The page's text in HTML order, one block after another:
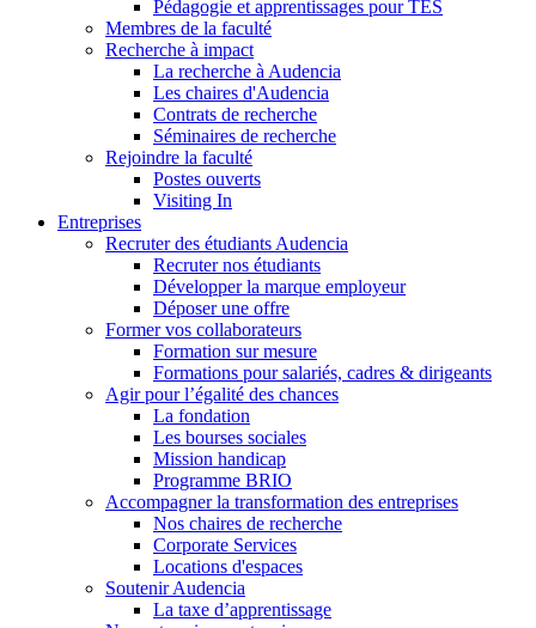
Pédagogie et apprentissages pour TES
Membres de la faculté
Recherche à impact
La recherche à Audencia
Les chaires d'Audencia
Contrats de recherche
Séminaires de recherche
Rejoindre la faculté
Postes ouverts
Visiting In
Entreprises
Recruter des étudiants Audencia
Recruter nos étudiants
Développer la marque employeur
Déposer une offre
Former vos collaborateurs
Formation sur mesure
Formations pour salariés, cadres & dirigeants
Agir pour l’égalité des chances
La fondation
Les bourses sociales
Mission handicap
Programme BRIO
Accompagner la transformation des entreprises
Nos chaires de recherche
Corporate Services
Locations d'espaces
Soutenir Audencia
La taxe d’apprentissage